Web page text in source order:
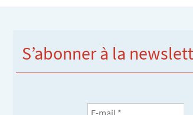
S’abonner à la